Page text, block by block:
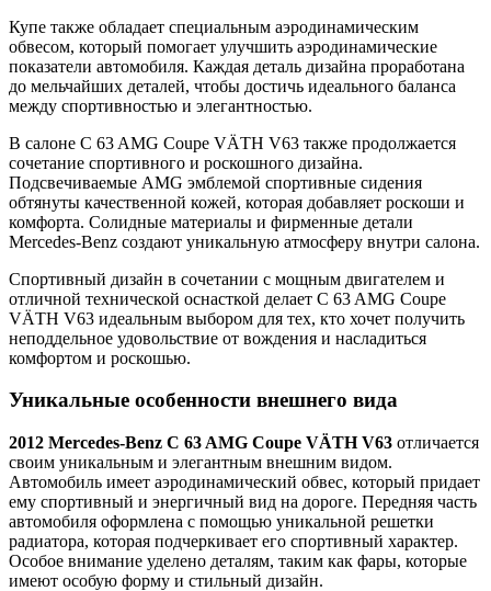
Купе также обладает специальным аэродинамическим
обвесом, который помогает улучшить аэродинамические
показатели автомобиля. Каждая деталь дизайна проработана
до мельчайших деталей, чтобы достичь идеального баланса
между спортивностью и элегантностью.
В салоне C 63 AMG Coupe VÄTH V63 также продолжается
сочетание спортивного и роскошного дизайна.
Подсвечиваемые AMG эмблемой спортивные сидения
обтянуты качественной кожей, которая добавляет роскоши и
комфорта. Солидные материалы и фирменные детали
Mercedes-Benz создают уникальную атмосферу внутри салона.
Спортивный дизайн в сочетании с мощным двигателем и
отличной технической оснасткой делает C 63 AMG Coupe
VÄTH V63 идеальным выбором для тех, кто хочет получить
неподдельное удовольствие от вождения и насладиться
комфортом и роскошью.
Уникальные особенности внешнего вида
2012 Mercedes-Benz C 63 AMG Coupe VÄTH V63 отличается
своим уникальным и элегантным внешним видом.
Автомобиль имеет аэродинамический обвес, который придает
ему спортивный и энергичный вид на дороге. Передняя часть
автомобиля оформлена с помощью уникальной решетки
радиатора, которая подчеркивает его спортивный характер.
Особое внимание уделено деталям, таким как фары, которые
имеют особую форму и стильный дизайн.